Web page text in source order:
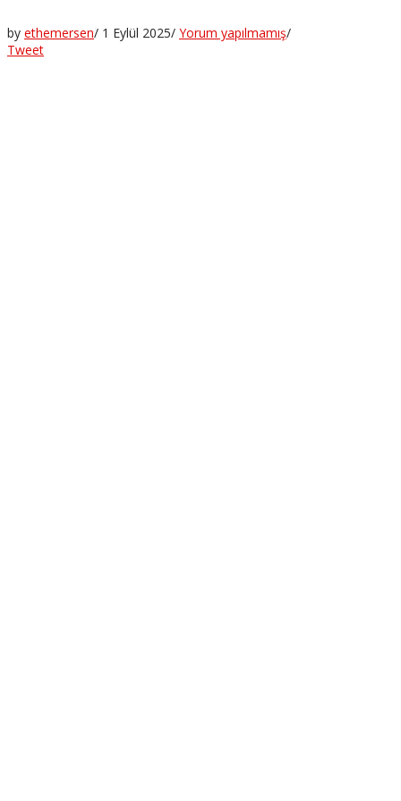
by ethemersen/ 1 Eylül 2025/ Yorum yapılmamış/
Tweet